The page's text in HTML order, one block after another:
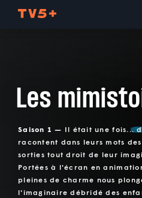
Les
Saison 1 — Il était une fois...
racontent dans leurs mots
sorties tout droit de leur
Portées à l'écran en
pleines de charme nous
l'imaginaire débridé des